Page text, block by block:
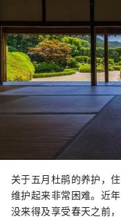
关于五月杜鹃的养护，
维护起来非常困难。近
没来得及享受春天之前